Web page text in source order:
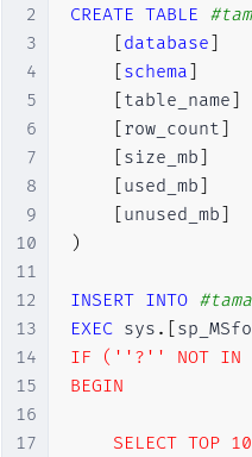
2
3
4
5
6
7
8
9
10
11
12
13
14
15
16
17
CREATE TABLE
[database]
[schema]
[table_name]
[row_count]
[size_mb]
[used_mb]
[unused_mb]
)
INSERT INTO
EXEC sys . [
IF (''?'' NOT
BEGIN
SELECT TOP